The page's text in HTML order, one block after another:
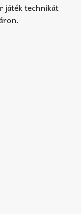
játék technikát